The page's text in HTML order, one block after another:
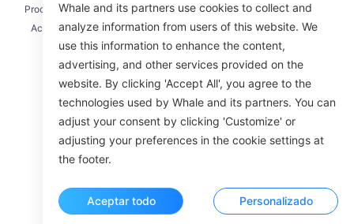
Proceso de reembolso
Acerca de nosotros
ROOM
Whale and its partners use cookies to collect and
analyze information from users of this website. We
use this information to enhance the content,
advertising, and other services provided on the
website. By clicking 'Accept All', you agree to the
technologies used by Whale and its partners. You can
adjust your consent by clicking 'Customize' or
adjusting your preferences in the cookie settings at
the footer.
Aceptar todo Personalizado